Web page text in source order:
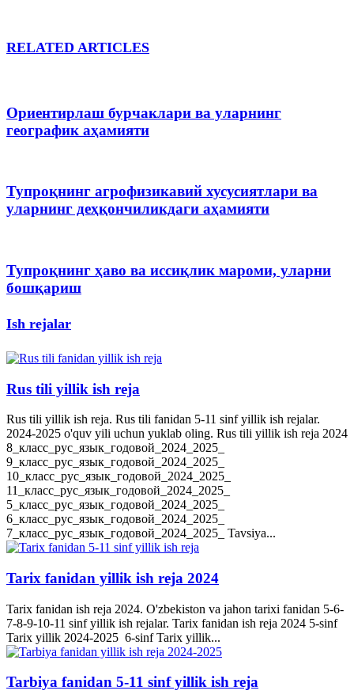
RELATED ARTICLES
Ориентирлаш бурчаклари ва уларнинг
географик аҳамияти
Тупроқнинг агрофизикавий хусусиятлари ва
уларнинг деҳқончиликдаги аҳамияти
Тупроқнинг ҳаво ва иссиқлик мароми, уларни
бошқариш
Ish rejalar
Rus tili yillik ish reja
Rus tili yillik ish reja. Rus tili fanidan 5-11 sinf yillik ish rejalar.
2024-2025 o'quv yili uchun yuklab oling. Rus tili yillik ish reja 2024
8_класс_рус_язык_годовой_2024_2025_
9_класс_рус_язык_годовой_2024_2025_
10_класс_рус_язык_годовой_2024_2025_
11_класс_рус_язык_годовой_2024_2025_
5_класс_рус_язык_годовой_2024_2025_
6_класс_рус_язык_годовой_2024_2025_
7_класс_рус_язык_годовой_2024_2025_ Tavsiya...
Tarix fanidan yillik ish reja 2024
Tarix fanidan ish reja 2024. O'zbekiston va jahon tarixi fanidan 5-6-
7-8-9-10-11 sinf yillik ish rejalar. Tarix fanidan ish reja 2024 5-sinf
Tarix yillik 2024-2025 6-sinf Tarix yillik...
Tarbiya fanidan 5-11 sinf yillik ish reja